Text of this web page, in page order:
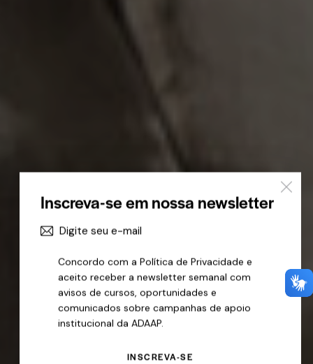
Inscreva-se em nossa newsletter
INSCREVA-SE
Concordo com a Política de Privacidade e
aceito receber a newsletter semanal com
avisos de cursos, oportunidades e
comunicados sobre campanhas de apoio
institucional da ADAAP.